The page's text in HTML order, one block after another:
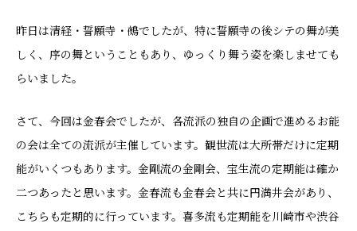
昨日は清経・誓願寺・鵺でしたが、特に誓願寺の後シテの舞が美
しく、序の舞ということもあり、ゆっくり舞う姿を楽しませても
らいました。
さて、今回は金春会でしたが、各流派の独自の企画で進めるお能
の会は全ての流派が主催しています。観世流は大所帯だけに定期
能がいくつもあります。金剛流の金剛会、宝生流の定期能は確か
二つあったと思います。金春流も金春会と共に円満井会があり、
こちらも定期的に行っています。喜多流も定期能を川崎市や渋谷